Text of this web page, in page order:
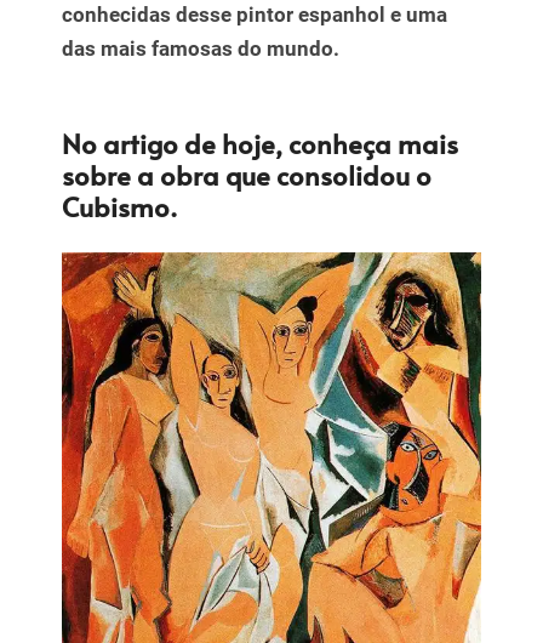
conhecidas desse pintor espanhol e uma
das mais famosas do mundo.
No artigo de hoje, conheça mais
sobre a obra que consolidou o
Cubismo.